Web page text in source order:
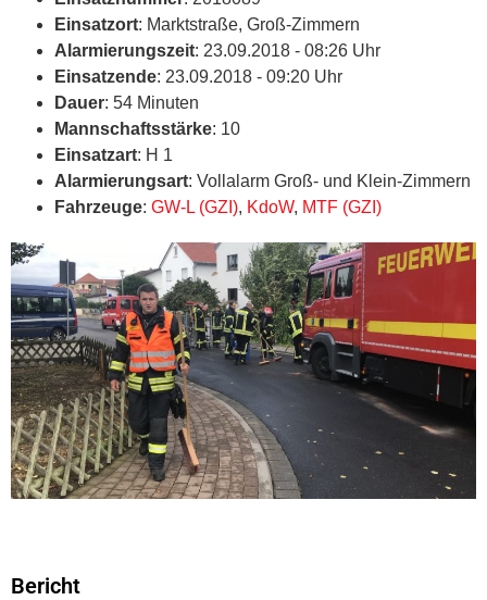
Einsatzort: Marktstraße, Groß-Zimmern
Alarmierungszeit: 23.09.2018 - 08:26 Uhr
Einsatzende: 23.09.2018 - 09:20 Uhr
Dauer: 54 Minuten
Mannschaftsstärke: 10
Einsatzart: H 1
Alarmierungsart: Vollalarm Groß- und Klein-Zimmern
Fahrzeuge: GW-L (GZI), KdoW, MTF (GZI)
Bericht